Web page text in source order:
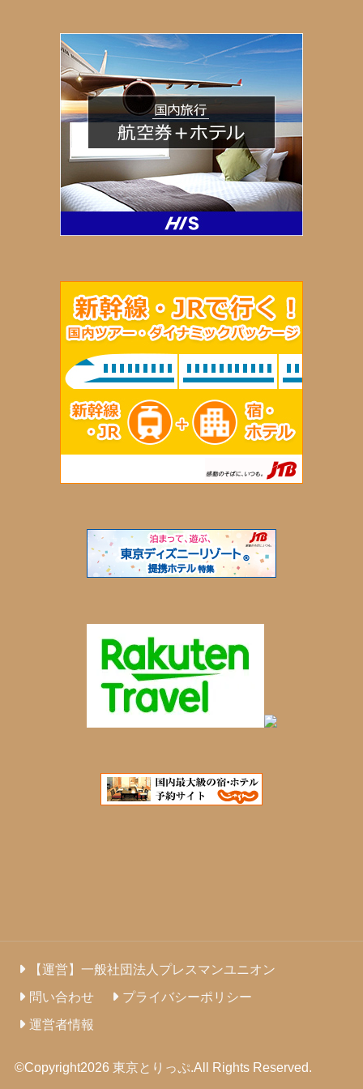
【運営】一般社団法人プレスマンユニオン
問い合わせ
プライバシーポリシー
運営者情報
©Copyright2026 東京とりっぷ.All Rights Reserved.